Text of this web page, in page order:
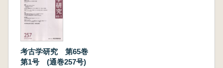
考古学研究 第65巻
第1号 (通巻257号)